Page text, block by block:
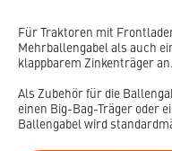
Für Traktoren mit
Mehrballengabel als auch
klappbarem Zinkenträger an.
Als Zubehör für die
einen Big-Bag-Träger oder
Ballengabel wird